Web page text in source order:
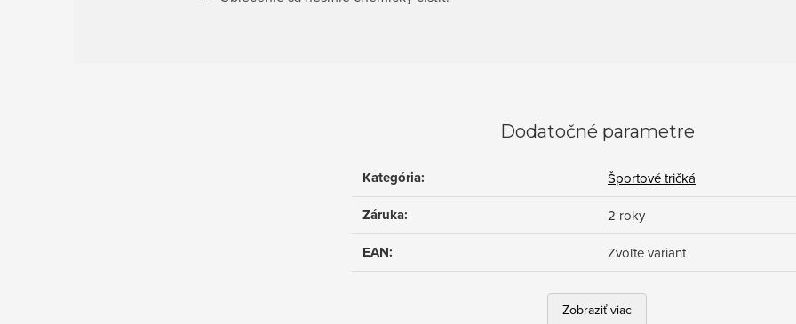
Dodatočné parametre
Kategória: Športové tričká
Záruka: 2 roky
EAN: Zvoľte variant
Zobraziť viac